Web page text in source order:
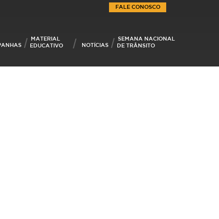
MATERIAL
EDUCATIVO
NOTÍCIAS
SEMANA NACIONAL
DE TRÂNSITO
FALE CONOSCO